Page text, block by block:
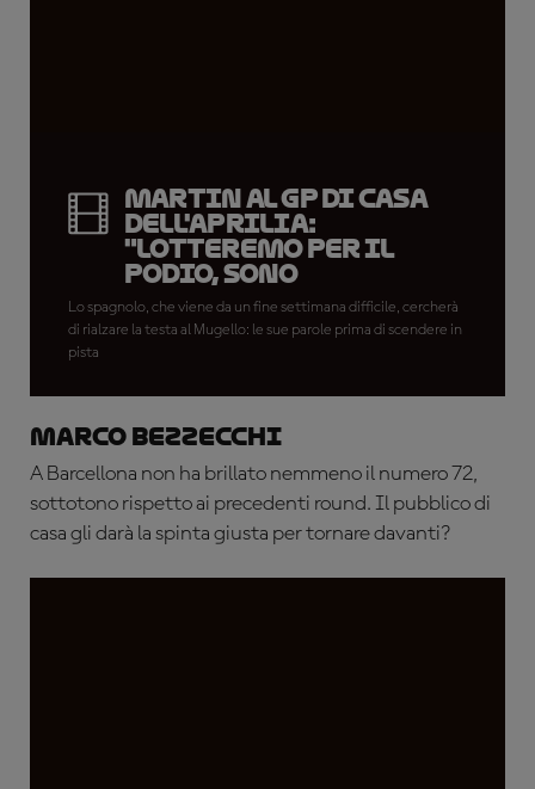
Martin al GP di casa
dell'Aprilia:
"Lotteremo per il
podio, sono
fiducioso"
Lo spagnolo, che viene da un fine settimana difficile, cercherà
di rialzare la testa al Mugello: le sue parole prima di scendere in
pista
Marco Bezzecchi
A Barcellona non ha brillato nemmeno il numero 72,
sottotono rispetto ai precedenti round. Il pubblico di
casa gli darà la spinta giusta per tornare davanti?